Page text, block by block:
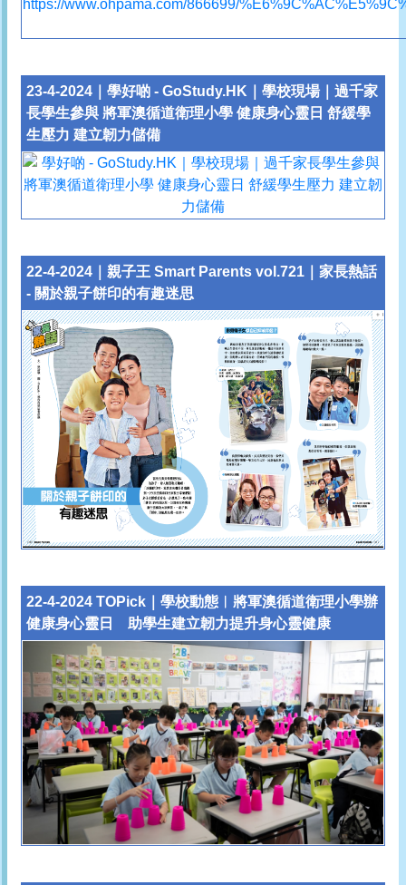
23-4-2024｜學好啲 - GoStudy.HK｜學校現場｜過千家
長學生參與 將軍澳循道衛理小學 健康身心靈日 舒緩學
生壓力 建立韌力儲備
22-4-2024｜親子王 Smart Parents vol.721｜家長熱話
- 關於親子餅印的有趣迷思
22-4-2024 TOPick｜學校動態︱將軍澳循道衛理小學辦
健康身心靈日 助學生建立韌力提升身心靈健康